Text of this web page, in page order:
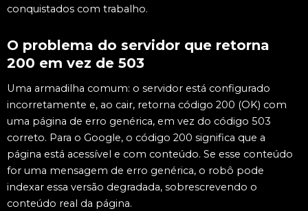
conquistados com trabalho.
O problema do servidor que retorna
200 em vez de 503
Uma armadilha comum: o servidor está configurado
incorretamente e, ao cair, retorna código 200 (OK) com
uma página de erro genérica, em vez do código 503
correto. Para o Google, o código 200 significa que a
página está acessível e com conteúdo. Se esse conteúdo
for uma mensagem de erro genérica, o robô pode
indexar essa versão degradada, sobrescrevendo o
conteúdo real da página.